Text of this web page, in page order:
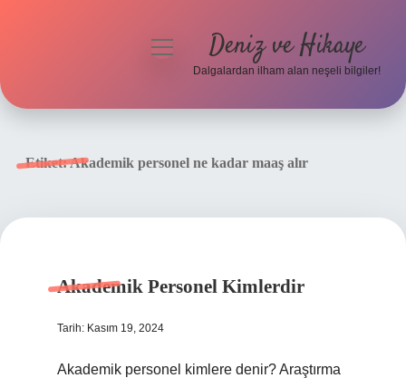
menüyü
Deniz ve Hikaye
Dalgalardan ilham alan neşeli bilgiler!
Etiket:Akademik personel ne kadar maaş alır
Akademik Personel Kimlerdir
Tarih: Kasım 19, 2024
Akademik personel kimlere denir? Araştırma